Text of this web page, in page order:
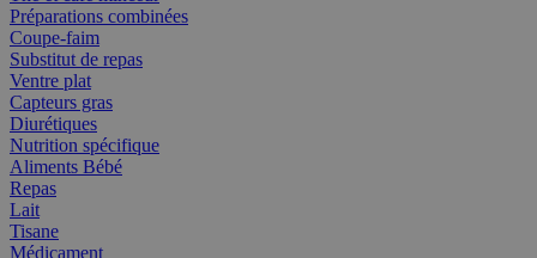
Préparations combinées
Coupe-faim
Substitut de repas
Ventre plat
Capteurs gras
Diurétiques
Nutrition spécifique
Aliments Bébé
Repas
Lait
Tisane
Médicament